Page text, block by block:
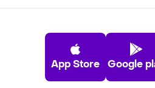
App Store Google